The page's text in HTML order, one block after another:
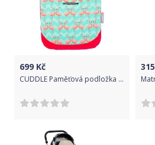
699 Kč
CUDDLE Paměťová podložka do kočárku Flamingo
315